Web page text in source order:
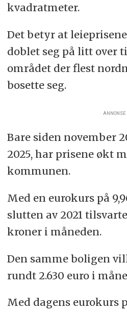
kvadratmeter.
Det betyr at
doblet seg på litt over
området der flest
bosette seg.
ANNONSE
Bare siden november
2025, har prisene økt
kommunen.
Med en eurokurs på
slutten av 2021
kroner i måneden.
Den samme boligen
rundt 2.630 euro i
Med dagens eurokurs